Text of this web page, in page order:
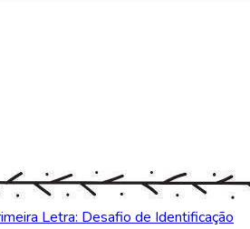
Letra: Desafio de Identificação